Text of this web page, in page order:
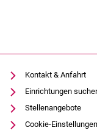
Kontakt & Anfahrt
Einrichtungen
Stellenangebote
Cookie-Einstellungen